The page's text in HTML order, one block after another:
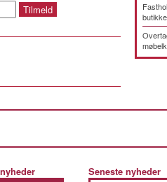
Seneste nyheder